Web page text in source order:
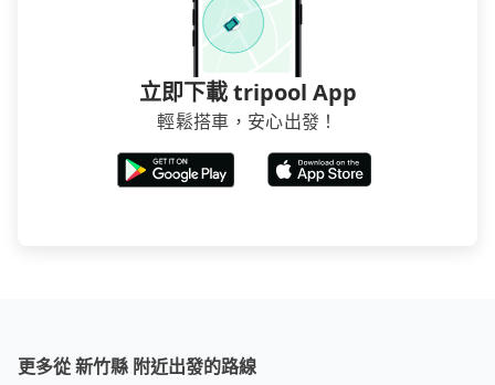
立即下載 tripool App
輕鬆搭車，安心出發！
更多從 新竹縣 附近出發的路線